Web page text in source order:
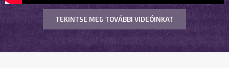
TEKINTSE MEG TOVÁBBI VIDEÓINKAT